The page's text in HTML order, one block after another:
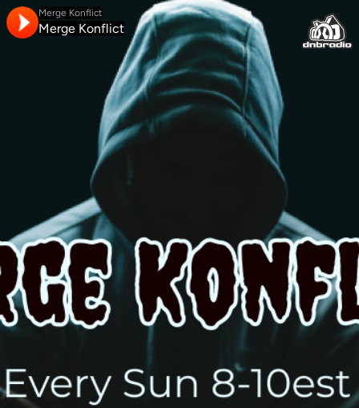
Merge Konflict
Merge Konflict